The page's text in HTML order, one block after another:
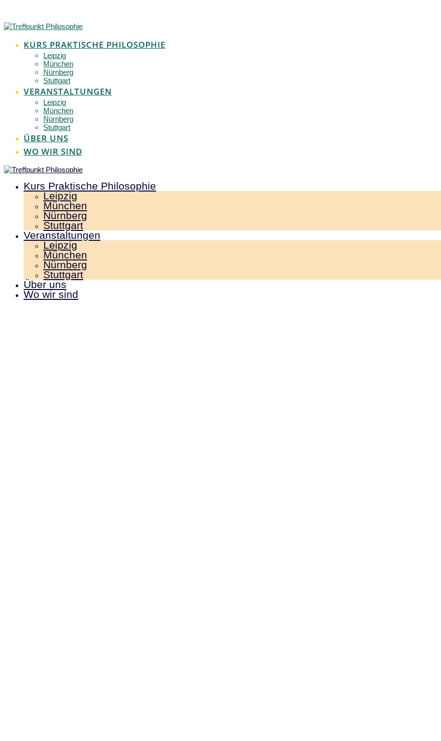
springen
KURS PRAKTISCHE PHILOSOPHIE
Leipzig
München
Nürnberg
Stuttgart
VERANSTALTUNGEN
Leipzig
München
Nürnberg
Stuttgart
ÜBER UNS
WO WIR SIND
Kurs Praktische Philosophie
Leipzig
München
Nürnberg
Stuttgart
Veranstaltungen
Leipzig
München
Nürnberg
Stuttgart
Über uns
Wo wir sind